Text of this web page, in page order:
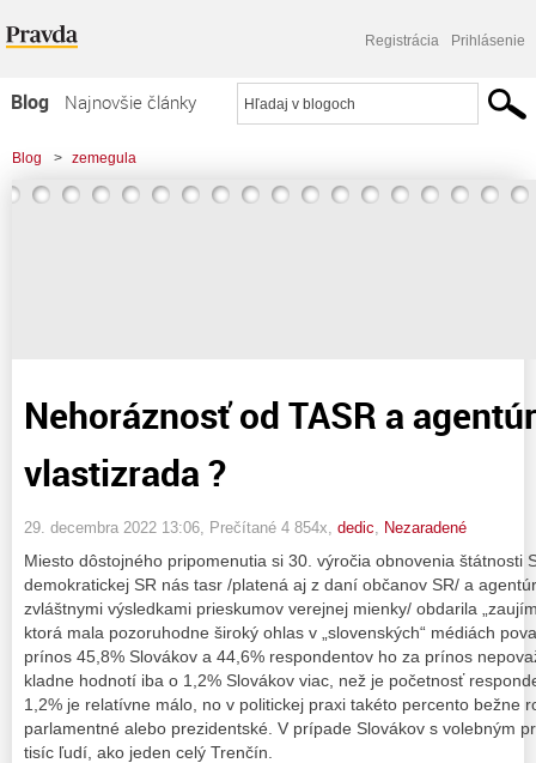
Registrácia Prihlásenie
Blog
Najnovšie články
Najčítanejšie články
Najkomentovanejšie články
Blog > zemegula
> Nehoráznosť od TASR a agentúry AKO alebo vlastizrada ?
Nehoráznosť od TASR a
vlastizrada ?
29. decembra 2022 13:06 , Prečítané 4 854x, dedic Nezaradené
Miesto dôstojného pripomenutia si 30. výročia obnovenia štátnosti
demokratickej SR nás tasr /platená aj z daní občanov SR/ a
zvláštnymi výsledkami prieskumov verejnej mienky/ obdarila
ktorá mala pozoruhodne široký ohlas v „slovenských“ médiách
prínos 45,8% Slovákov a 44,6% respondentov ho za prínos
kladne hodnotí iba o 1,2% Slovákov viac, než je početnosť
1,2% je relatívne málo, no v politickej praxi takéto percento bežne
parlamentné alebo prezidentské. V prípade Slovákov s volebným
tisíc ľudí, ako jeden celý Trenčín.